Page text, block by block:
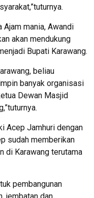
mania, Awandi
akan mendukung
Bupati Karawang.
beliau
banyak organisasi
Dewan Masjid
Acep Jamhuri dengan
sudah memberikan
di Karawang terutama
pembangunan
jembatan dan